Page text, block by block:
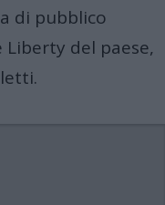
di pubblico
Liberty del paese,
.